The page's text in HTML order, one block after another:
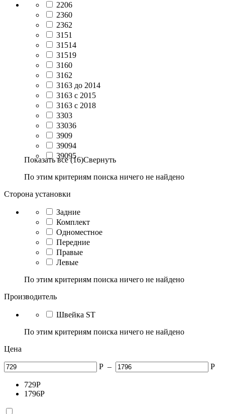
2206
2360
2362
3151
31514
31519
3160
3162
3163 до 2014
3163 с 2015
3163 с 2018
3303
33036
3909
39094
39095
Показать все (16)Свернуть
По этим критериям поиска ничего не найдено
Сторона установки
Задние
Комплект
Одноместное
Передние
Правые
Левые
По этим критериям поиска ничего не найдено
Производитель
Швейка ST
По этим критериям поиска ничего не найдено
Цена
Р – Р
729Р
1796Р